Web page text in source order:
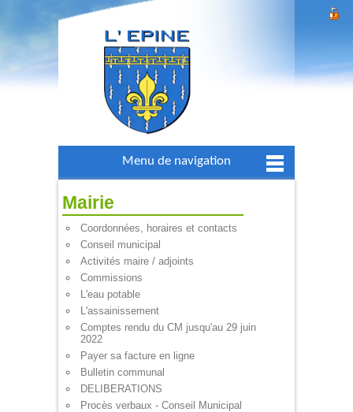
Menu de navigation
Mairie
Coordonnées, horaires et contacts
Conseil municipal
Activités maire / adjoints
Commissions
L'eau potable
L'assainissement
Comptes rendu du CM jusqu'au 29 juin
2022
Payer sa facture en ligne
Bulletin communal
DELIBERATIONS
Procès verbaux - Conseil Municipal